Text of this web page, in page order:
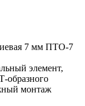
7 мм ПТО-7
элемент,
образного
монтаж